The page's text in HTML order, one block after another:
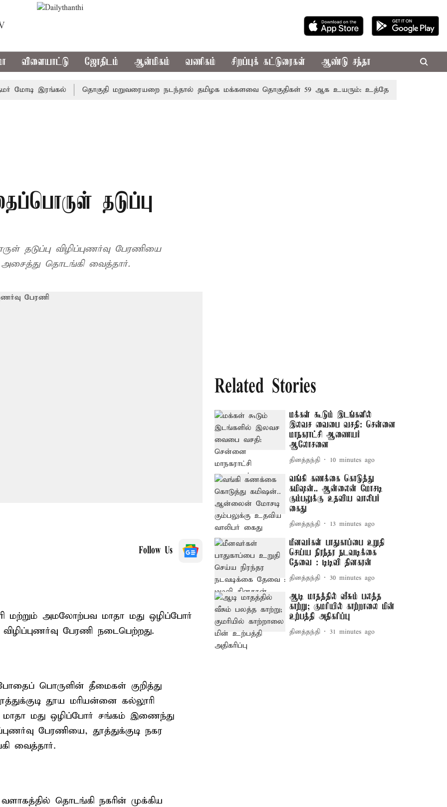
விளையாட்டு ஜோதிடம் ஆன்மிகம் வணிகம் சிறப்புக் கட்டுரைகள் ஆண்டு சந்தா
இரங்கல் தொகுதி மறுவரையறை நடந்தால் தமிழக மக்களவை தொகுதிகள் 59 ஆக உயரும்: உத்தேச பட்டியல் இதோ!
தடுப்பு
தடுப்பு விழிப்புணர்வு பேரணியை
அசைத்து தொடங்கி வைத்தார்.
Follow Us
மற்றும் அமலோற்பவ மாதா மது ஒழிப்போர்
பேரணி நடைபெற்றது.
பொருளின் தீமைகள் குறித்து
தூய மரியன்னை கல்லூரி
மாதா மது ஒழிப்போர் சங்கம் இணைந்து
பேரணியை, தூத்துக்குடி நகர
வைத்தார்.
தொடங்கி நகரின் முக்கிய
Related Stories
மக்கள் கூடும் இடங்களில்
இலவச வைபை வசதி: சென்னை
மாநகராட்சி ஆணையர்
ஆலோசனை
தினத்தந்தி 10 minutes ago
வங்கி கணக்கை கொடுத்து
கமிஷன்.. ஆன்லைன் மோசடி
கும்பலுக்கு உதவிய வாலிபர்
கைது
தினத்தந்தி 13 minutes ago
மீனவர்கள் பாதுகாப்பை உறுதி
செய்ய நிரந்தர நடவடிக்கை
தேவை : டிடிவி தினகரன்
தினத்தந்தி 30 minutes ago
ஆடி மாதத்தில் வீசும் பலத்த
காற்று; குமரியில் காற்றாலை மின்
உற்பத்தி அதிகரிப்பு
தினத்தந்தி 31 minutes ago